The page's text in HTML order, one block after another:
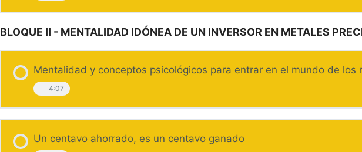
BLOQUE II - MENTALIDAD IDÓNEA DE UN INVERSOR EN METALES
Mentalidad y conceptos psicológicos para entrar en el mundo de los
4:07
Un centavo ahorrado, es un centavo ganado